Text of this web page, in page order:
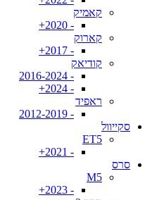
קאמיק
- 2020+
קארוק
- 2017+
קודיאק
- 2016-2024
- 2024+
ראפיד
- 2012-2019
סקייוול
ET5
- 2021+
סרס
M5
- 2023+